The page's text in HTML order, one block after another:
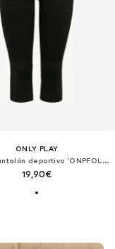
ONLY PLAY
Skinny Pantalón deportivo 'ONPFOLD JAZZ'
19,90€